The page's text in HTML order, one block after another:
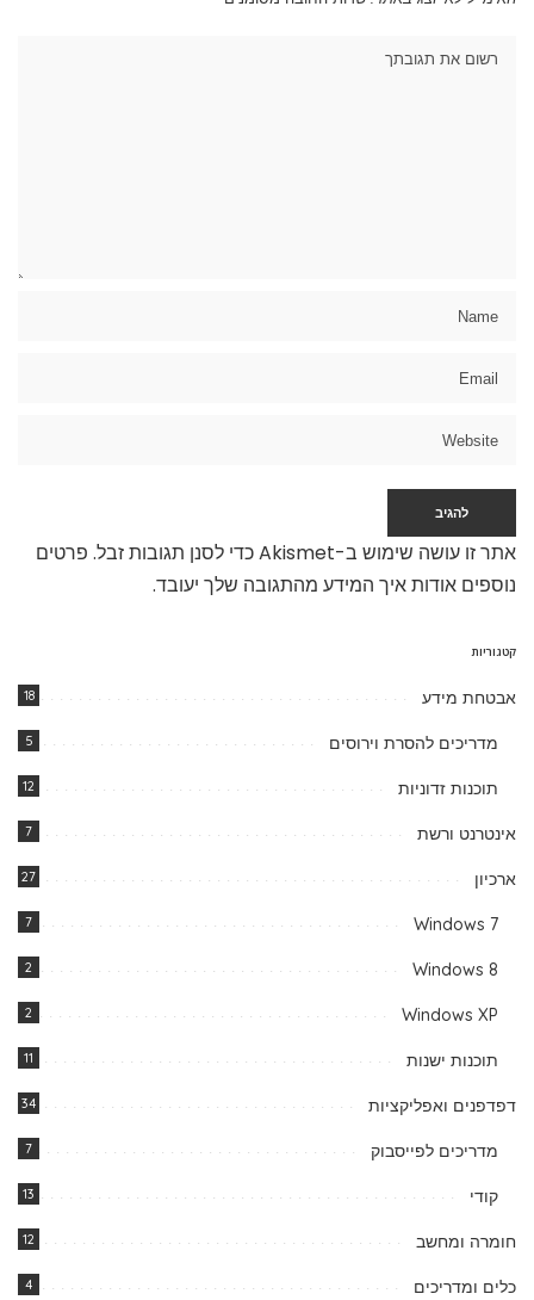
אתר זו עושה שימוש ב-Akismet כדי לסנן תגובות זבל.
פרטים
נוספים אודות איך המידע מהתגובה שלך יעובד.
קטגוריות
אבטחת מידע 18
מדריכים להסרת וירוסים 5
תוכנות זדוניות 12
אינטרנט ורשת 7
ארכיון 27
Windows 7
7
Windows 8
2
Windows XP
2
תוכנות ישנות 11
דפדפנים ואפליקציות 34
מדריכים לפייסבוק 7
קודי 13
חומרה ומחשב 12
כלים ומדריכים 4